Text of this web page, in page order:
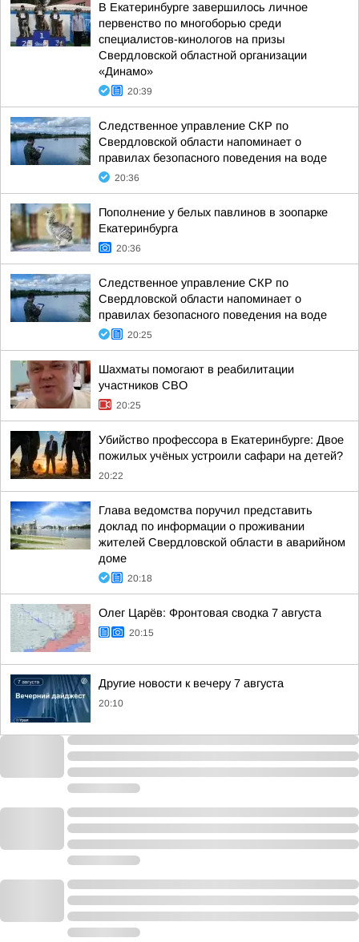
В Екатеринбурге завершилось личное
первенство по многоборью среди
специалистов-кинологов на призы
Свердловской областной организации
«Динамо»
20:39
Следственное управление СКР по
Свердловской области напоминает о
правилах безопасного поведения на воде
20:36
Пополнение у белых павлинов в зоопарке
Екатеринбурга
20:36
Следственное управление СКР по
Свердловской области напоминает о
правилах безопасного поведения на воде
20:25
Шахматы помогают в реабилитации
участников СВО
20:25
Убийство профессора в Екатеринбурге: Двое
пожилых учёных устроили сафари на детей?
20:22
Глава ведомства поручил представить
доклад по информации о проживании
жителей Свердловской области в аварийном
доме
20:18
Олег Царёв: Фронтовая сводка 7 августа
20:15
Другие новости к вечеру 7 августа
20:10